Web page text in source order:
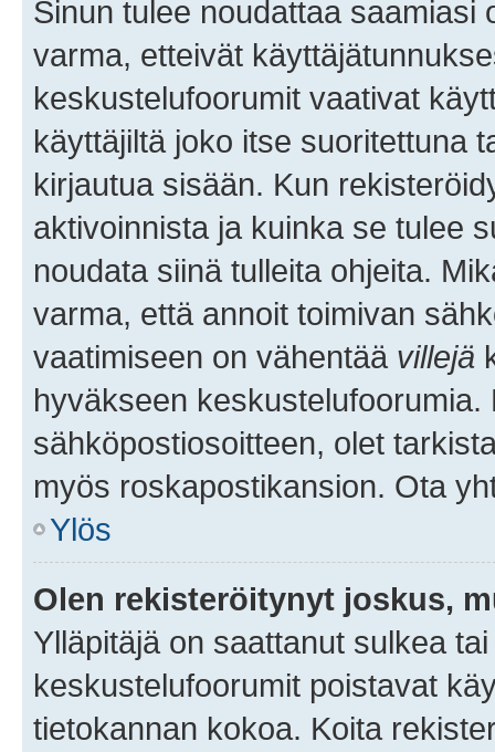
Sinun tulee noudattaa saamiasi
varma, etteivät
keskustelufoorumit vaativat
käyttäjiltä joko itse suoritettuna
kirjautua sisään. Kun
aktivoinnista ja kuinka se tulee
noudata siinä tulleita ohjeita.
varma, että annoit toimivan
vaatimiseen on vähentää villejä
hyväkseen
sähköpostiosoitteen, olet
myös roskapostikansion. Ota
Ylös
Olen rekisteröitynyt joskus,
Ylläpitäjä on saattanut sulkea
keskustelufoorumit poistavat
tietokannan kokoa. Koita